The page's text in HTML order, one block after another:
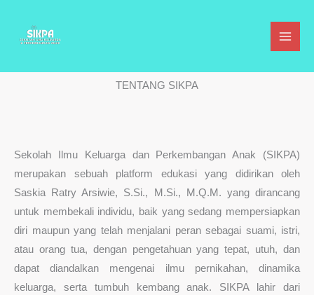
konten
TENTANG SIKPA
Sekolah Ilmu Keluarga dan Perkembangan Anak (SIKPA)
merupakan sebuah platform edukasi yang didirikan oleh
Saskia Ratry Arsiwie, S.Si., M.Si., M.Q.M. yang dirancang
untuk membekali individu, baik yang sedang mempersiapkan
diri maupun yang telah menjalani peran sebagai suami, istri,
atau orang tua, dengan pengetahuan yang tepat, utuh, dan
dapat diandalkan mengenai ilmu pernikahan, dinamika
keluarga, serta tumbuh kembang anak. SIKPA lahir dari